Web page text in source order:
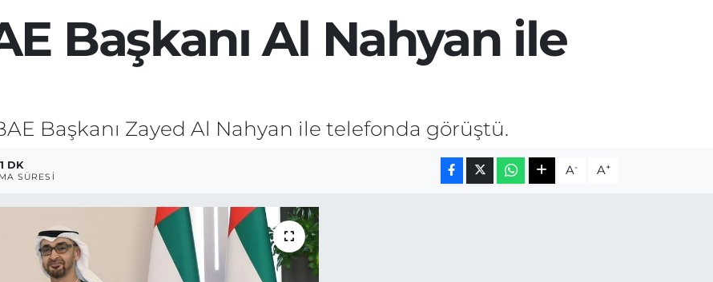
Başkanı Al Nahyan ile
Başkanı Zayed Al Nahyan ile telefonda görüştü.
1 DK
SÜRESI A- A+